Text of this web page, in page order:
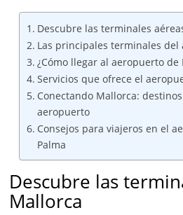
Descubre las terminales
Las principales terminales del
¿Cómo llegar al aeropuerto de
Servicios que ofrece el
Conectando Mallorca:
aeropuerto
Consejos para viajeros en el
Palma
Descubre las
Mallorca